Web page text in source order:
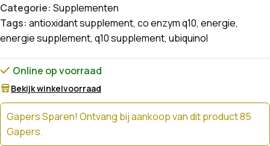
Categorie: Supplementen
Tags: antioxidant supplement, co enzym q10, energie,
energie supplement, q10 supplement, ubiquinol
Online op voorraad
Bekijk winkelvoorraad
Gapers Sparen! Ontvang bij aankoop van dit product 85
Gapers.